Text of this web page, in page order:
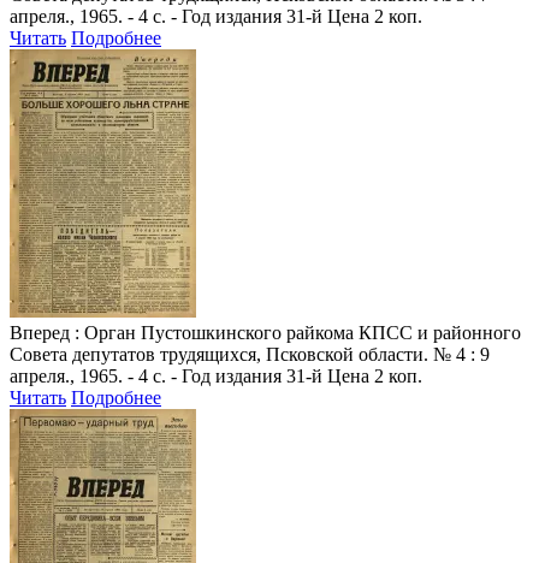
апреля., 1965. - 4 с. - Год издания 31-й Цена 2 коп.
Читать Подробнее
Вперед : Орган Пустошкинского райкома КПСС и районного
Совета депутатов трудящихся, Псковской области. № 4 : 9
апреля., 1965. - 4 с. - Год издания 31-й Цена 2 коп.
Читать Подробнее